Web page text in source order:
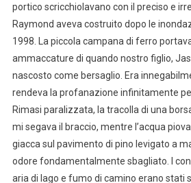
portico scricchiolavano con il preciso e
Raymond aveva costruito dopo le
1998. La piccola campana di ferro
ammaccature di quando nostro figlio,
nascosto come bersaglio. Era
rendeva la profanazione infinitamente
Rimasi paralizzata, la tracolla di una
mi segava il braccio, mentre l’acqua
giacca sul pavimento di pino levigato a
odore fondamentalmente sbagliato. I
aria di lago e fumo di camino erano stati